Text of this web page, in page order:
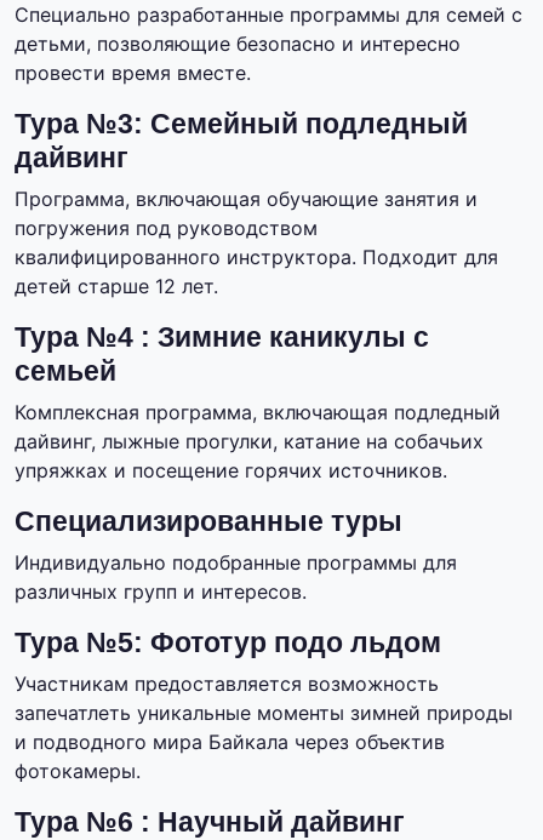
Специально разработанные программы для семей с
детьми, позволяющие безопасно и интересно
провести время вместе.
Тура №3: Семейный подледный
дайвинг
Программа, включающая обучающие занятия и
погружения под руководством
квалифицированного инструктора. Подходит для
детей старше 12 лет.
Тура №4 : Зимние каникулы с
семьей
Комплексная программа, включающая подледный
дайвинг, лыжные прогулки, катание на собачьих
упряжках и посещение горячих источников.
Специализированные туры
Индивидуально подобранные программы для
различных групп и интересов.
Тура №5: Фототур подо льдом
Участникам предоставляется возможность
запечатлеть уникальные моменты зимней природы
и подводного мира Байкала через объектив
фотокамеры.
Тура №6 : Научный дайвинг